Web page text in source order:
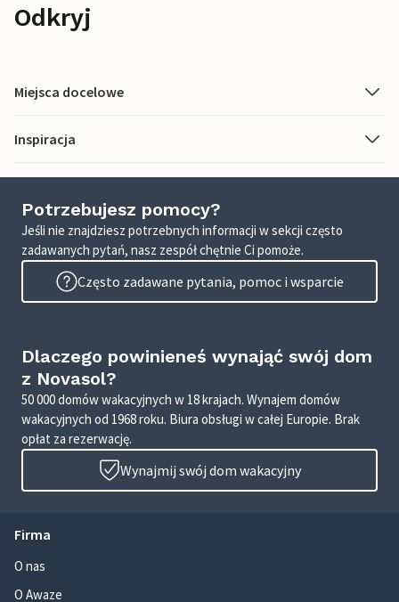
Odkryj
Miejsca docelowe
Inspiracja
Potrzebujesz pomocy?
Jeśli nie znajdziesz potrzebnych informacji w sekcji często
zadawanych pytań, nasz zespół chętnie Ci pomoże.
Często zadawane pytania, pomoc i wsparcie
Dlaczego powinieneś wynająć swój dom
z Novasol?
50 000 domów wakacyjnych w 18 krajach. Wynajem domów
wakacyjnych od 1968 roku. Biura obsługi w całej Europie. Brak
opłat za rezerwację.
Wynajmij swój dom wakacyjny
Firma
O nas
O Awaze